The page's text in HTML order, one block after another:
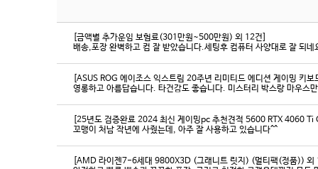
[금액별 추가운임 보험료(301만원~500만원) 외 12건]
배송,포장 완벽하고 컴 잘 받았습니다.세팅후 컴퓨터 사양대로 잘 되
[ASUS ROG 에이조스 익스트림 20주년 리미티드 에디션 게이밍 키
영롱하고 아름답습니다. 타건감도 좋습니다. 미스터리 박스랑 마우스
[25년도 검증완료 2024 최신 게이밍pc 추천견적 5600 RTX 4060
꼬맹이 처남 작년에 사줬는데, 아주 잘 사용하고 있습니다^^
[AMD 라이젠7-6세대 9800X3D (그래니트 릿지) (멀티팩(정품)) 외